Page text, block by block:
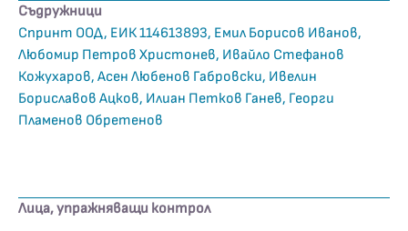
Съдружници
Спринт ООД, ЕИК 114613893, Емил Борисов Иванов,
Любомир Петров Христонев, Ивайло Стефанов
Кожухаров, Асен Любенов Габровски, Ивелин
Бориславов Ацков, Илиан Петков Ганев, Георги
Пламенов Обретенов
Лица, упражняващи контрол